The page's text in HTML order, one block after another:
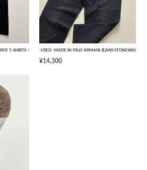
T-SHIRTS -BLACK- [L]-USED- MADE IN ITALY ARMANI JEANS
¥14,300